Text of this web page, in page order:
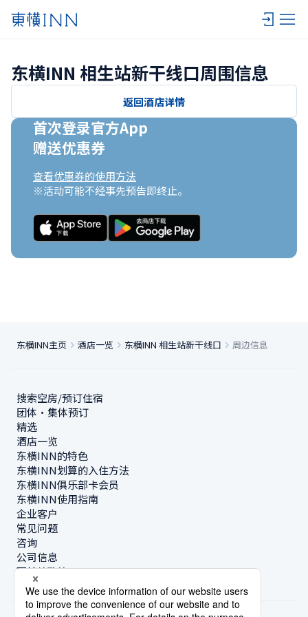
东横INN 相生站新干线口周围信息
返回酒店详情
首次登录官方App
赠送优惠券
查看优惠券的使用方法
※活动可能不经事先预告即终止。
东横INN主页 酒店一览 东横INN 相生站新干线口 周边信息
搜索空房/预订住宿
团体・集体预订
精选
酒店一览
东横INN的特色
东横INN划算的入住方法
东横INN俱乐部卡会员
东横INN使用指南
企业客户
常见问题
咨询
公司信息
可持续政策